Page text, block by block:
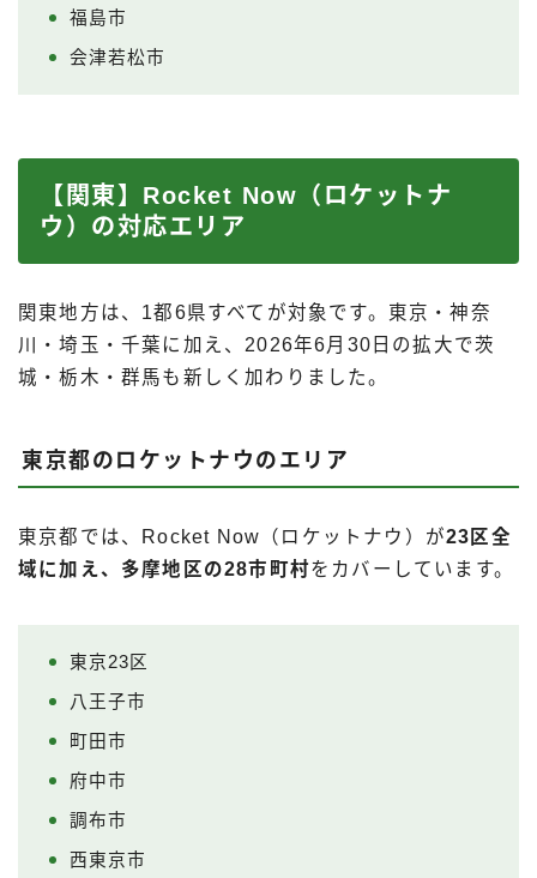
福島市
会津若松市
【関東】Rocket Now（ロケットナ
ウ）の対応エリア
関東地方は、1都6県すべてが対象です。東京・神奈
川・埼玉・千葉に加え、2026年6月30日の拡大で茨
城・栃木・群馬も新しく加わりました。
東京都のロケットナウのエリア
東京都では、Rocket Now（ロケットナウ）が23区全
域に加え、多摩地区の28市町村をカバーしています。
東京23区
八王子市
町田市
府中市
調布市
西東京市